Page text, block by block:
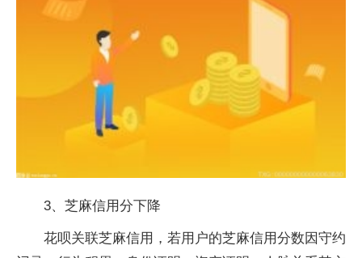
3、芝麻信用分下降
花呗关联芝麻信用，若用户的芝麻信用分数因守约